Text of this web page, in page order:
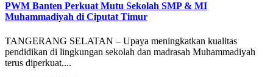
PWM Banten Perkuat Mutu Sekolah SMP & MI
Muhammadiyah di Ciputat Timur
TANGERANG SELATAN – Upaya meningkatkan kualitas
pendidikan di lingkungan sekolah dan madrasah Muhammadiyah
terus diperkuat....